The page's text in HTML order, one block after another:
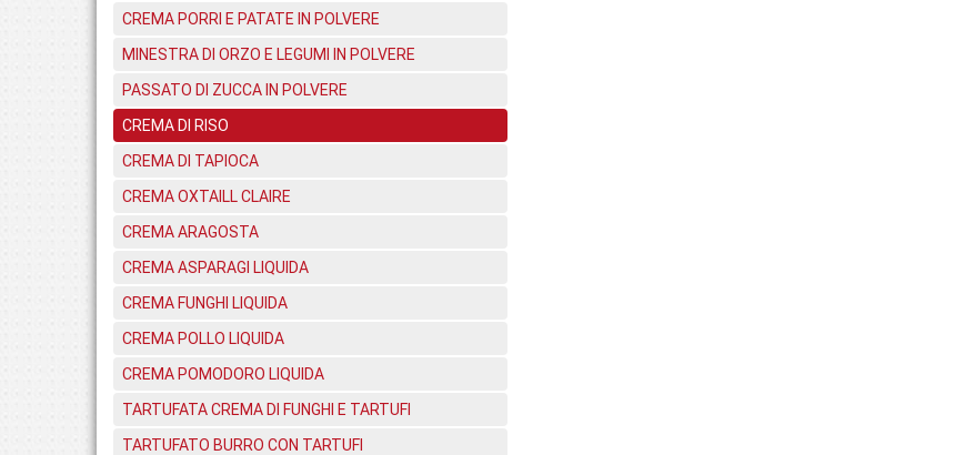
CREMA PORRI E PATATE IN POLVERE
MINESTRA DI ORZO E LEGUMI IN POLVERE
PASSATO DI ZUCCA IN POLVERE
CREMA DI RISO
CREMA DI TAPIOCA
CREMA OXTAILL CLAIRE
CREMA ARAGOSTA
CREMA ASPARAGI LIQUIDA
CREMA FUNGHI LIQUIDA
CREMA POLLO LIQUIDA
CREMA POMODORO LIQUIDA
TARTUFATA CREMA DI FUNGHI E TARTUFI
TARTUFATO BURRO CON TARTUFI